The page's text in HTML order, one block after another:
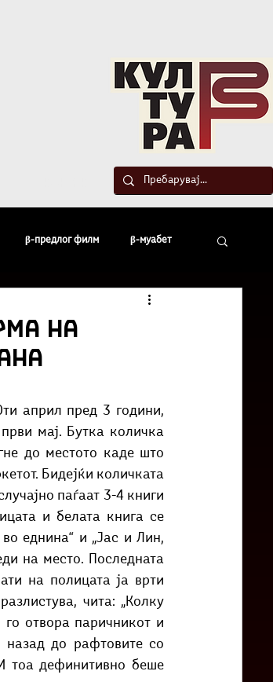
β-предлог филм β-муабет
Што има низ град?
на
мај. Бутка количка
до местото каде што
Бидејќи количката
паѓаат 3-4 книги
и белата книга се
еднина“ и „Јас и Лин,
на место. Последната
на полицата ја врти
чита: „Колку
го отвора паричникот и
до рафтовите со
тоа дефинитивно беше